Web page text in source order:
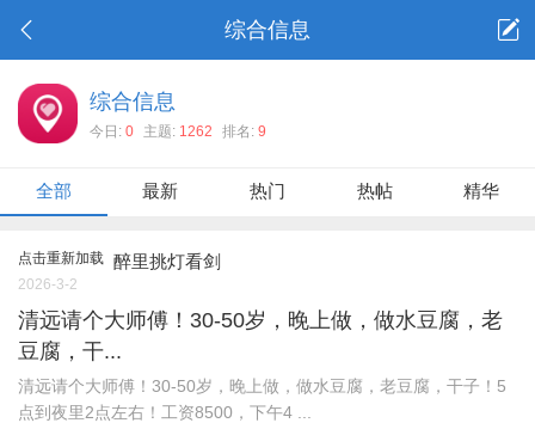
综合信息
综合信息
今日: 0 主题: 1262 排名: 9
全部 最新 热门 热帖 精华
点击重新加载 醉里挑灯看剑
2026-3-2
清远请个大师傅！30-50岁，晚上做，做水豆腐，老
豆腐，干...
清远请个大师傅！30-50岁，晚上做，做水豆腐，老豆腐，干子！5
点到夜里2点左右！工资8500，下午4 ...